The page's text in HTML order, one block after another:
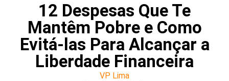
12 Despesas Que Te
Mantêm Pobre e Como
Evitá-las Para Alcançar a
Liberdade Financeira
VP Lima